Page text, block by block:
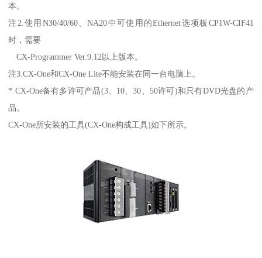
本。
注2.使用N30/40/60、NA20中可使用的Ethernet选项板CP1W-CIF41
时，需要
CX-Programmer Ver.9.12以上版本。
注3.CX-One和CX-One Lite不能安装在同一台电脑上。
* CX-One备有多许可产品(3、10、30、50许可)和只有DVD光盘的产
品。
CX-One所安装的工具(CX-One构成工具)如下所示。